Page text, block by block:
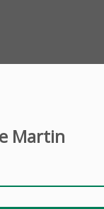
Martin